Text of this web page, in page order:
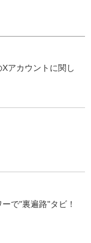
Xアカウントに関し
で"裏遍路"タビ！